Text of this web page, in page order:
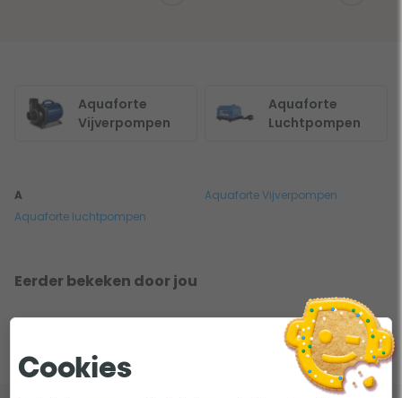
Aquaforte
Vijverpompen
Aquaforte
Luchtpompen
A
Aquaforte luchtpompen
Aquaforte Vijverpompen
Eerder bekeken door jou
Klantenservice
Cookies